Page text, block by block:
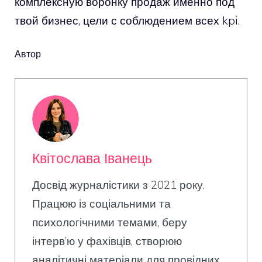
твой бизнес, цели с соблюдением всех kpi.
Автор
Квітослава Іванець
Досвід журналістики з 2021 року.
Працюю із соціальними та
психологічними темами, беру
інтерв’ю у фахівців, створюю